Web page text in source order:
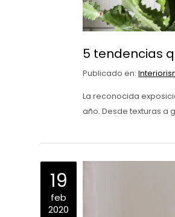
5 tendencias
Publicado en:
La reconocida
año. Desde texturas a
19
feb
2020